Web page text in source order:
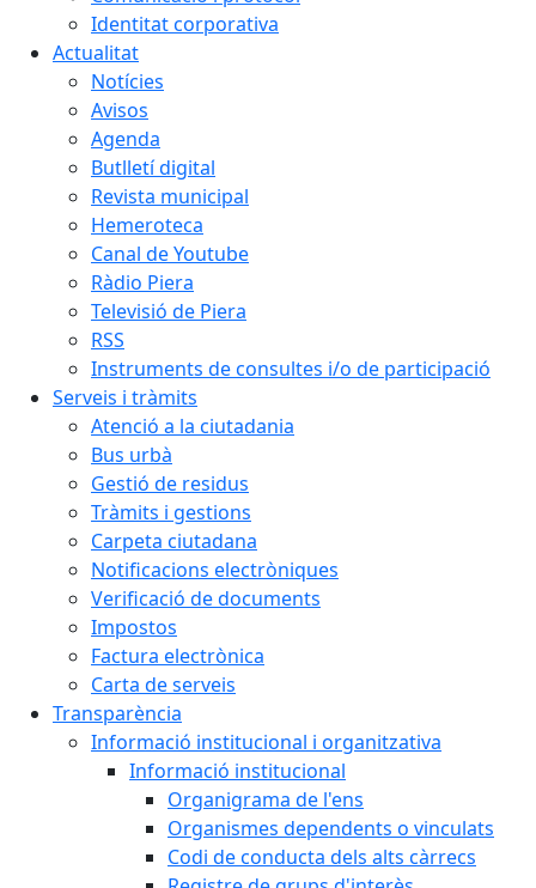
Identitat corporativa
Actualitat
Notícies
Avisos
Agenda
Butlletí digital
Revista municipal
Hemeroteca
Canal de Youtube
Ràdio Piera
Televisió de Piera
RSS
Instruments de consultes i/o de participació
Serveis i tràmits
Atenció a la ciutadania
Bus urbà
Gestió de residus
Tràmits i gestions
Carpeta ciutadana
Notificacions electròniques
Verificació de documents
Impostos
Factura electrònica
Carta de serveis
Transparència
Informació institucional i organitzativa
Informació institucional
Organigrama de l'ens
Organismes dependents o vinculats
Codi de conducta dels alts càrrecs